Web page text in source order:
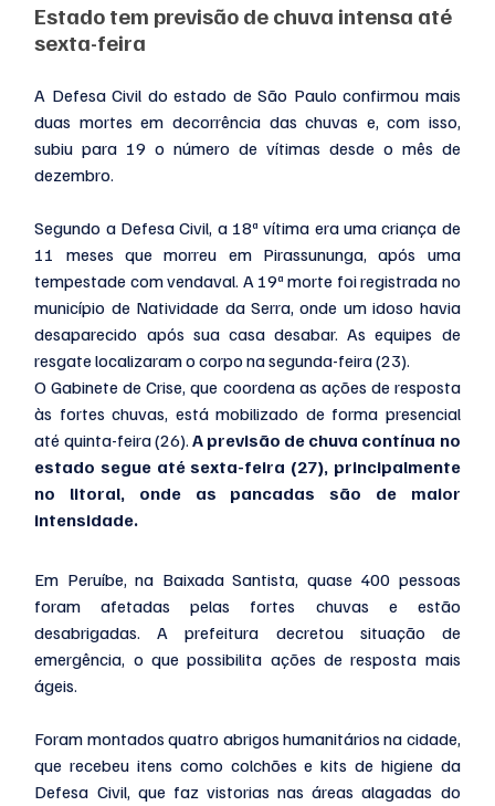
Estado tem previsão de chuva intensa até
sexta-feira
A Defesa Civil do estado de São Paulo confirmou mais
duas mortes em decorrência das chuvas e, com isso,
subiu para 19 o número de vítimas desde o mês de
dezembro.
Segundo a Defesa Civil, a 18ª vítima era uma criança de
11 meses que morreu em Pirassununga, após uma
tempestade com vendaval. A 19ª morte foi registrada no
município de Natividade da Serra, onde um idoso havia
desaparecido após sua casa desabar. As equipes de
resgate localizaram o corpo na segunda-feira (23).
O Gabinete de Crise, que coordena as ações de resposta
às fortes chuvas, está mobilizado de forma presencial
até quinta-feira (26). A previsão de chuva contínua no
estado segue até sexta-feira (27), principalmente
no litoral, onde as pancadas são de maior
intensidade.
Em Peruíbe, na Baixada Santista, quase 400 pessoas
foram afetadas pelas fortes chuvas e estão
desabrigadas. A prefeitura decretou situação de
emergência, o que possibilita ações de resposta mais
ágeis.
Foram montados quatro abrigos humanitários na cidade,
que recebeu itens como colchões e kits de higiene da
Defesa Civil, que faz vistorias nas áreas alagadas do